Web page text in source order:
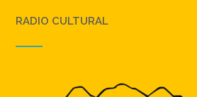
RADIO CULTURAL